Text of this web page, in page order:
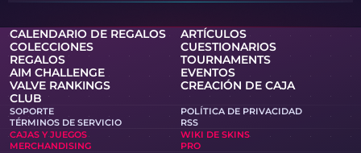
CALENDARIO DE REGALOS
ARTÍCULOS
COLECCIONES
CUESTIONARIOS
REGALOS
TOURNAMENTS
AIM CHALLENGE
EVENTOS
VALVE RANKINGS
CREACIÓN DE CAJA
CLUB
SOPORTE
POLÍTICA DE PRIVACIDAD
TÉRMINOS DE SERVICIO
RSS
CAJAS Y JUEGOS
WIKI DE SKINS
MERCHANDISING
PRO